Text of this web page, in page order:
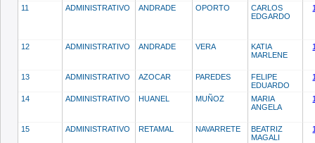
11 ADMINISTRATIVO ANDRADE OPORTO
CARLOS
EDGARDO
12 ADMINISTRATIVO ANDRADE VERA
KATIA
MARLENE
13 ADMINISTRATIVO AZOCAR PAREDES
FELIPE
EDUARDO
14 ADMINISTRATIVO HUANEL MUÑOZ
MARIA
ANGELA
15 ADMINISTRATIVO RETAMAL NAVARRETE
BEATRIZ
MAGALI